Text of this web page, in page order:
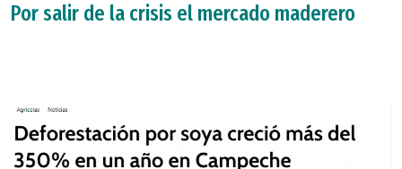
Por salir de la crisis el mercado maderero